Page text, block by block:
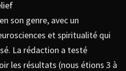
son genre, avec un
et spiritualité qui
La rédaction a testé
les résultats (nous étions 3 à